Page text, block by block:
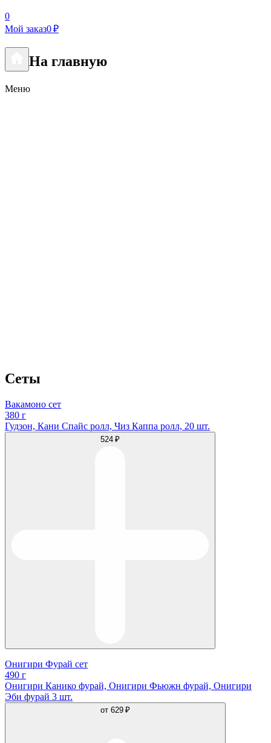
0
Мой заказ0 ₽
На главную
Меню
Сеты
Вакамоно сет
380 г
Гудзон, Кани Спайс ролл, Чиз Каппа ролл, 20 шт.
524 ₽
Онигири Фурай сет
490 г
Онигири Канико фурай, Онигири Фьюжн фурай, Онигири
Эби фурай 3 шт.
от 629 ₽